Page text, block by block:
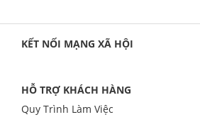
KẾT NỐI MẠNG XÃ HỘI
HỖ TRỢ KHÁCH HÀNG
Quy Trình Làm Việc